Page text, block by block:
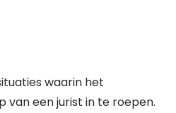
waarin het
van een jurist in te roepen.